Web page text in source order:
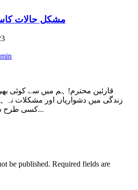
مشکل حالات
قارئین محترم! ہم میں سے کوئی
زندگی میں دشواریاں اور مشکلات نہ
کسی طرح سے مشکلات کا سامنا ک...
be published. Required fields are